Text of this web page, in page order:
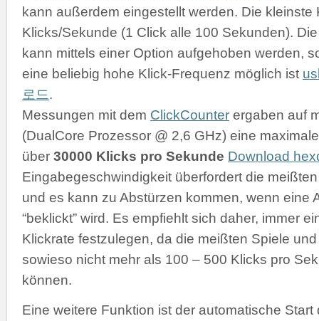
kann außerdem eingestellt werden. Die kleinste
Klicks/Sekunde (1 Click alle 100 Sekunden).
kann mittels einer Option aufgehoben werden,
eine beliebig hohe Klick-Frequenz möglich ist
로드.
Messungen mit dem ClickCounter ergaben auf
(DualCore Prozessor @ 2,6 GHz) eine
über 30000 Klicks pro Sekunde Download
Eingabegeschwindigkeit überfordert die
und es kann zu Abstürzen kommen, wenn eine
“beklickt” wird. Es empfiehlt sich daher, immer
Klickrate festzulegen, da die meißten Spiele
sowieso nicht mehr als 100 – 500 Klicks pro
können.
Eine weitere Funktion ist der automatische Start